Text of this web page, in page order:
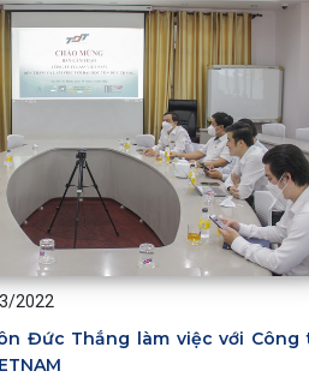
2022
Đức Thắng làm việc với Công